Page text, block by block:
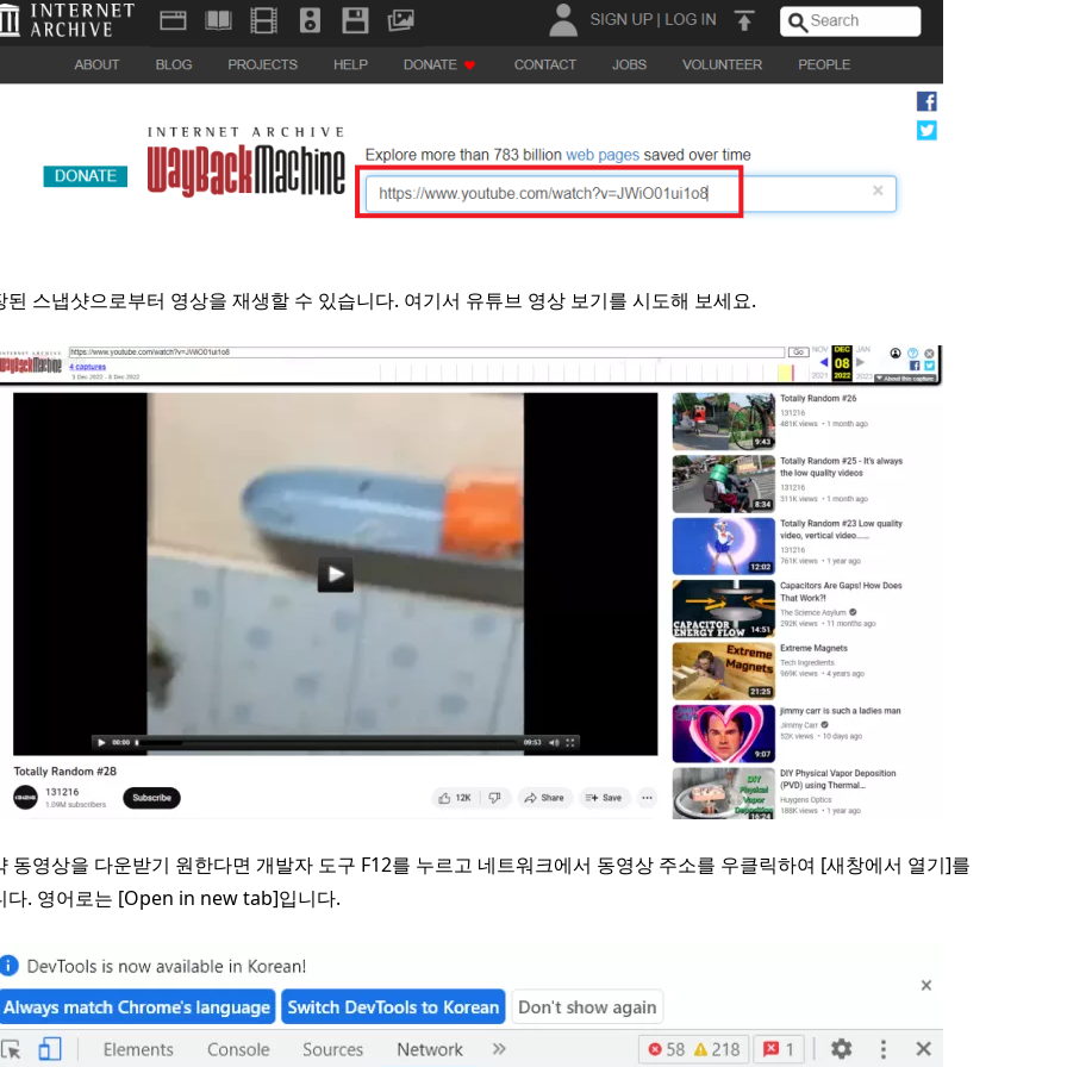
된 스냅샷으로부터 영상을 재생할 수 있습니다. 여기서 유튜브 영상 보기를 시도해 보세요.
동영상을 다운받기 원한다면 개발자 도구 F12를 누르고 네트워크에서 동영상 주소를 우클릭하여 [새창에서 열기]를
다. 영어로는 [Open in new tab]입니다.